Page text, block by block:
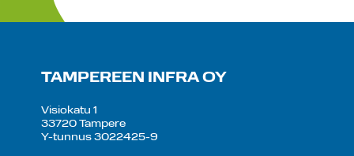
TAMPEREEN INFRA OY
Visiokatu 1
33720 Tampere
Y-tunnus 3022425-9